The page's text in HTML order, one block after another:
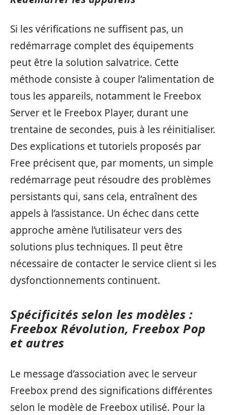
Si les vérifications ne suffisent pas, un
redémarrage complet des équipements
peut être la solution salvatrice. Cette
méthode consiste à couper l’alimentation de
tous les appareils, notamment le Freebox
Server et le Freebox Player, durant une
trentaine de secondes, puis à les réinitialiser.
Des explications et tutoriels proposés par
Free précisent que, par moments, un simple
redémarrage peut résoudre des problèmes
persistants qui, sans cela, entraînent des
appels à l’assistance. Un échec dans cette
approche amène l’utilisateur vers des
solutions plus techniques. Il peut être
nécessaire de contacter le service client si les
dysfonctionnements continuent.
Spécificités selon les modèles :
Freebox Révolution, Freebox Pop
et autres
Le message d’association avec le serveur
Freebox prend des significations différentes
selon le modèle de Freebox utilisé. Pour la